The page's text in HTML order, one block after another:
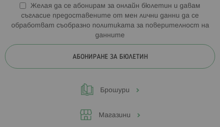
Желая да се абонирам за онлайн бюлетин и давам
съгласие предоставените от мен лични данни да се
обработват съобразно политиката за поверителност на
данните
АБОНИРАНЕ ЗА БЮЛЕТИН
Брошури
Магазини